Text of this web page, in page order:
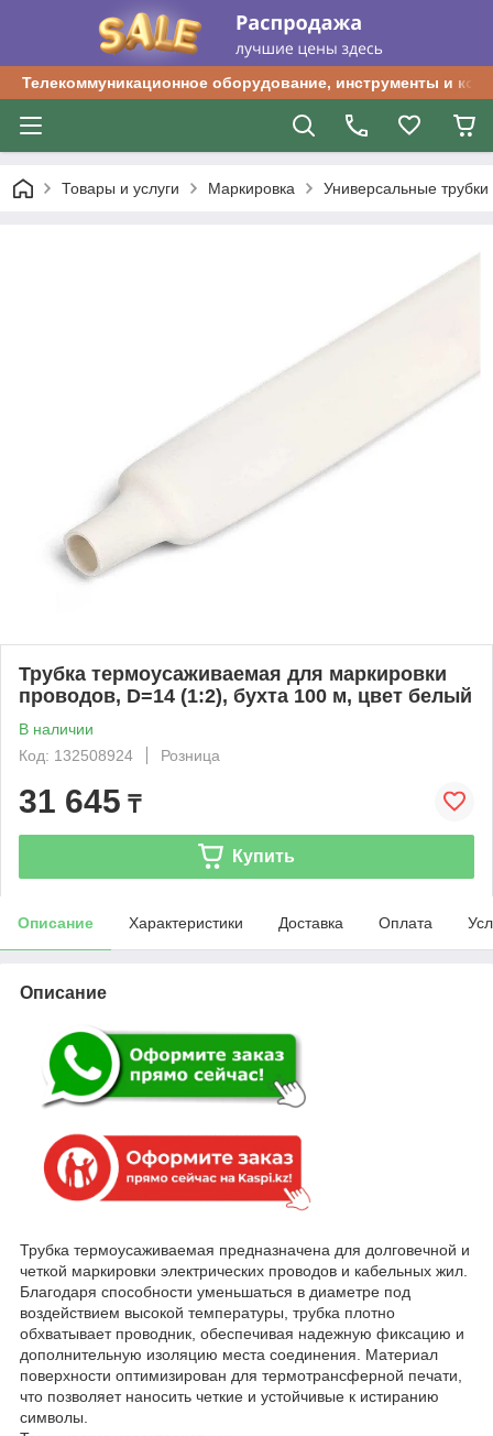
Телекоммуникационное оборудование, инструменты и
Товары и услуги Маркировка Универсальные
Трубка термоусаживаемая для маркировки
проводов, D=14 (1:2), бухта 100 м, цвет белый
В наличии
Код: 132508924
Розница
31 645 ₸
Купить
Описание Характеристики Доставка Оплата
Описание
Трубка термоусаживаемая предназначена для долговечной и
четкой маркировки электрических проводов и кабельных жил.
Благодаря способности уменьшаться в диаметре под
воздействием высокой температуры, трубка плотно
обхватывает проводник, обеспечивая надежную фиксацию и
дополнительную изоляцию места соединения. Материал
поверхности оптимизирован для термотрансферной печати,
что позволяет наносить четкие и устойчивые к истиранию
символы.